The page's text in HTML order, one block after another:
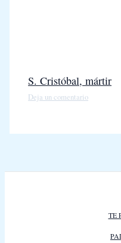
S. Cristóbal, mártir
Deja un comentario
TE